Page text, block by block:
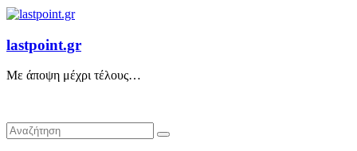
lastpoint.gr
Με άποψη μέχρι τέλους…